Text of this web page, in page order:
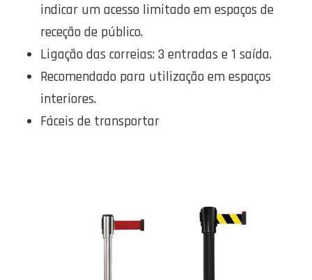
indicar um acesso limitado em espaços de
receção de público.
Ligação das correias: 3 entradas e 1 saída.
Recomendado para utilização em espaços
interiores.
Fáceis de transportar